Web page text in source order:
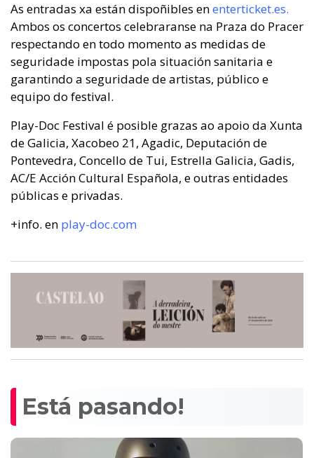
As entradas xa están dispoñibles enenterticket.es.
Ambos os concertos celebraranse na Praza do Pracer
respectando en todo momento as medidas de
seguridade impostas pola situación sanitaria e
garantindo a seguridade de artistas, público e
equipo do festival.
Play-Doc Festival é posible grazas ao apoio da Xunta
de Galicia, Xacobeo 21, Agadic, Deputación de
Pontevedra, Concello de Tui, Estrella Galicia, Gadis,
AC/E Acción Cultural Española, e outras entidades
públicas e privadas.
+info. en play-doc.com
Está pasando!